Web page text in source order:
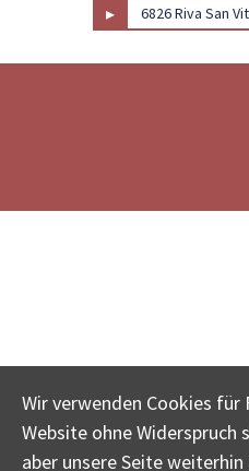
▸ 6826 Riva San
Wir verwenden Cookies
Website ohne Widerspruch
aber unsere Seite